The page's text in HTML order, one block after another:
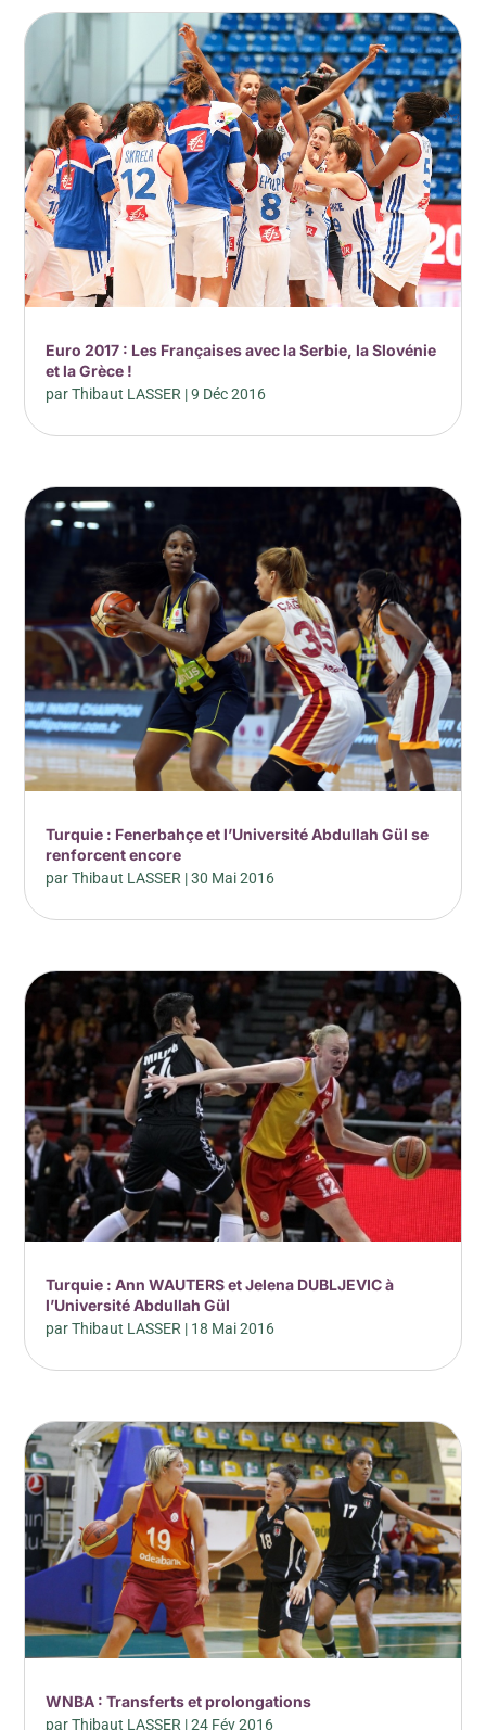
Euro 2017 : Les Françaises avec la Serbie, la Slovénie
et la Grèce !
parThibaut LASSER |9 Déc 2016
Turquie : Fenerbahçe et l’Université Abdullah Gül se
renforcent encore
parThibaut LASSER |30 Mai 2016
Turquie : Ann WAUTERS et Jelena DUBLJEVIC à
l’Université Abdullah Gül
parThibaut LASSER | 18 Mai 2016
WNBA : Transferts et prolongations
parThibaut LASSER |24 Fév 2016